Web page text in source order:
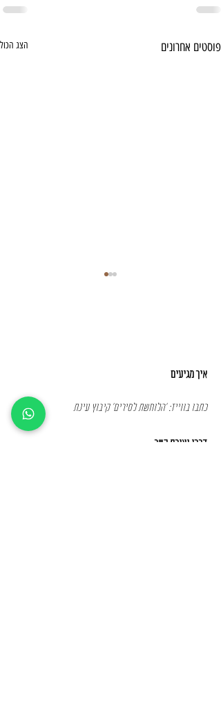
פוסטים אחרונים הצג הכול
איך מגיעים
כתבו בווייז: 'הלוחשת לסירים' קיבוץ עינת
דרכי יצירת קשר